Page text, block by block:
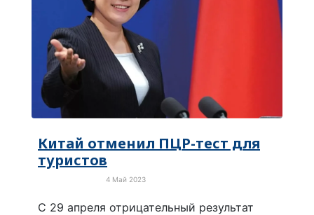
Китай отменил ПЦР-тест для
туристов
4 Май 2023
С 29 апреля отрицательный результат